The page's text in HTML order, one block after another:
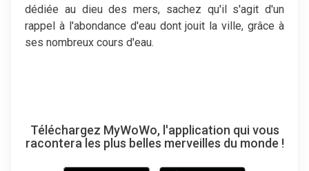
dédiée au dieu des mers, sachez qu'il s'agit d'un
rappel à l'abondance d'eau dont jouit la ville, grâce à
ses nombreux cours d'eau.
Téléchargez MyWoWo, l'application qui vous
racontera les plus belles merveilles du monde !